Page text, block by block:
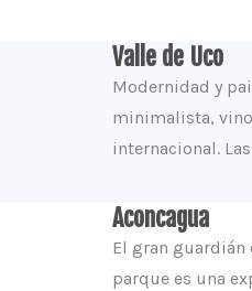
Valle de Uco
Modernidad y
minimalista,
internacional.
Aconcagua
El gran guardián
parque es una